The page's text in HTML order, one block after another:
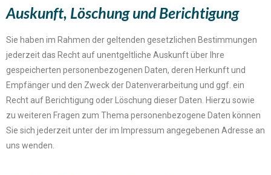
Auskunft, Löschung und Berichtigung
Sie haben im Rahmen der geltenden gesetzlichen Bestimmungen
jederzeit das Recht auf unentgeltliche Auskunft über Ihre
gespeicherten personenbezogenen Daten, deren Herkunft und
Empfänger und den Zweck der Datenverarbeitung und ggf. ein
Recht auf Berichtigung oder Löschung dieser Daten. Hierzu sowie
zu weiteren Fragen zum Thema personenbezogene Daten können
Sie sich jederzeit unter der im Impressum angegebenen Adresse an
uns wenden.